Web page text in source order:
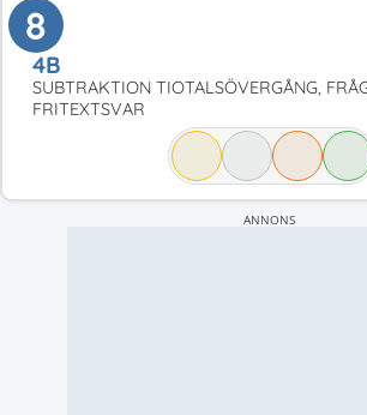
8
4B
SUBTRAKTION TIOTALSÖVERGÅNG,
FRITEXTSVAR
ANNONS